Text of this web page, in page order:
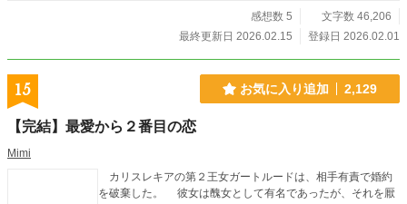
感想数 5
文字数 46,206
最終更新日 2026.02.15
登録日 2026.02.01
15 お気に入り追加 2,129
【完結】最愛から２番目の恋
Mimi
カリスレキアの第２王女ガートルードは、相手有責で婚約
を破棄した。 彼女は醜女として有名であったが、それを厭